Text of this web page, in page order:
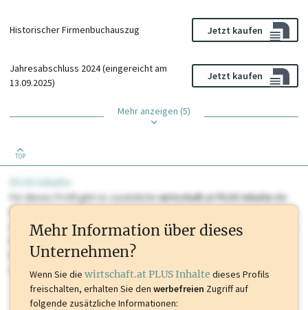
Historischer Firmenbuchauszug Jetzt kaufen
Jahresabschluss 2024 (eingereicht am
13.09.2025)
Jetzt kaufen
Mehr anzeigen (5)
TOP
PLUS Inhalte
Für dieses Profil gibt es zusätzlichewirtschaft.at PLUS Inhaltedie
Sie momentan nicht einsehen können. Schalten Sie dieses Profil frei
oder loggen Sie sich ein um diese Inhalte zu sehen. wirtschaft.at PLUS
Marken, Patente, Rechtstatsachen, OTS-Aussendungen, und viele
mehr.
Mehr Information über dieses
Unternehmen?
Wenn Sie die wirtschaft.at PLUS Inhalte dieses Profils
freischalten, erhalten Sie den werbefreien Zugriff auf
folgende zusätzliche Informationen: